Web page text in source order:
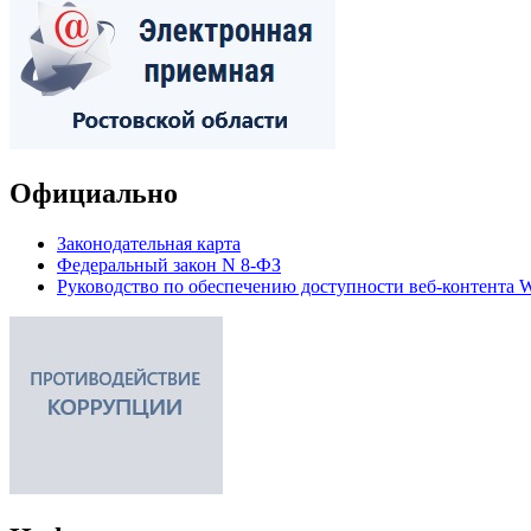
Официально
Законодательная карта
Федеральный закон N 8-ФЗ
Руководство по обеспечению доступности веб-контента